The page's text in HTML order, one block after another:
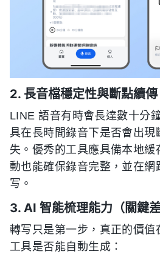
2. 長音檔穩定性與斷點續傳
LINE 語音有時會長達數十分
具在長時間錄音下是否會出現
失。優秀的工具應具備本地緩
動也能確保錄音完整，並在網
写。
3. AI 智能梳理能力（關鍵差
轉写只是第一步，真正的價值
工具是否能自動生成：